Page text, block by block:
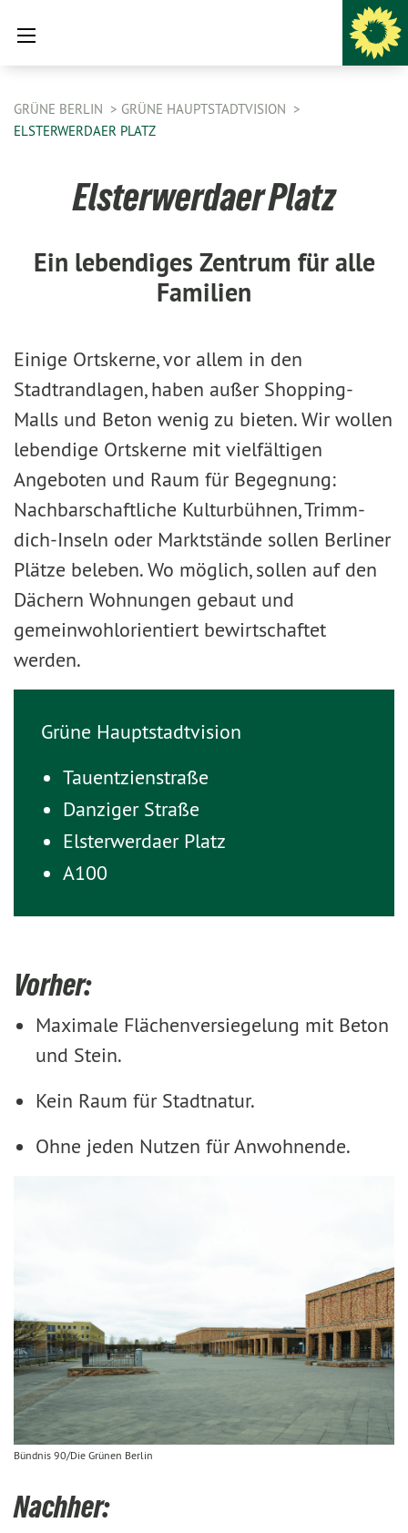
GRÜNE BERLIN
GRÜNE HAUPTSTADTVISION
ELSTERWERDAER PLATZ
Elsterwerdaer Platz
Ein lebendiges Zentrum für alle
Familien
Einige Ortskerne, vor allem in den
Stadtrandlagen, haben außer Shopping-
Malls und Beton wenig zu bieten. Wir wollen
lebendige Ortskerne mit vielfältigen
Angeboten und Raum für Begegnung:
Nachbarschaftliche Kulturbühnen, Trimm-
dich-Inseln oder Marktstände sollen Berliner
Plätze beleben. Wo möglich, sollen auf den
Dächern Wohnungen gebaut und
gemeinwohlorientiert bewirtschaftet
werden.
Grüne Hauptstadtvision
Tauentzienstraße
Danziger Straße
Elsterwerdaer Platz
A100
Vorher:
Maximale Flächenversiegelung mit Beton
und Stein.
Kein Raum für Stadtnatur.
Ohne jeden Nutzen für Anwohnende.
Bündnis 90/Die Grünen Berlin
Nachher: